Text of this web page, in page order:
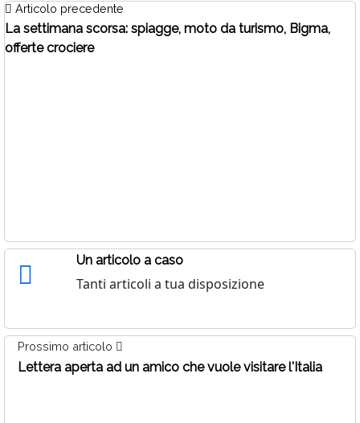
Articolo precedente
La settimana scorsa: spiagge, moto da turismo, Bigma,
offerte crociere
Un articolo a caso
Tanti articoli a tua disposizione
Prossimo articolo
Lettera aperta ad un amico che vuole visitare l'Italia